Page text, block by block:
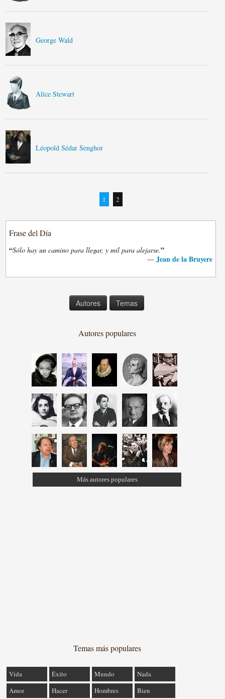
George Wald
Alice Stewart
Léopold Sédar Senghor
1 2
Frase del Día
“Sólo hay un camino para llegar, y mil para alejarse.”
— Jean de la Bruyere
Autores Temas
Autores populares
Más autores populares
Temas más populares
Vida Éxito Mundo
Nada
Amor
Hacer Hombres Bien